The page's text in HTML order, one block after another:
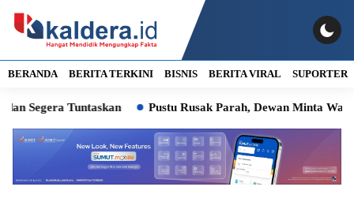
BERANDA BERITA TERKINI BISNIS BERITA VIRAL SUPORTER
Tuntaskan Pustu Rusak Parah, Dewan Minta Wali Kota